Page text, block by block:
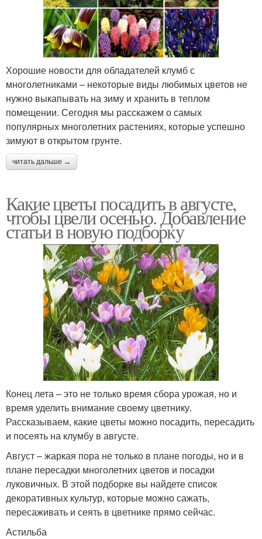
Хорошие новости для обладателей клумб с
многолетниками – некоторые виды любимых цветов не
нужно выкапывать на зиму и хранить в теплом
помещении. Сегодня мы расскажем о самых
популярных многолетних растениях, которые успешно
зимуют в открытом грунте.
читать дальше →
Какие цветы посадить в августе,
чтобы цвели осенью. Добавление
статьи в новую подборку
Конец лета – это не только время сбора урожая, но и
время уделить внимание своему цветнику.
Рассказываем, какие цветы можно посадить, пересадить
и посеять на клумбу в августе.
Август – жаркая пора не только в плане погоды, но и в
плане пересадки многолетних цветов и посадки
луковичных. В этой подборке вы найдете список
декоративных культур, которые можно сажать,
пересаживать и сеять в цветнике прямо сейчас.
Астильба